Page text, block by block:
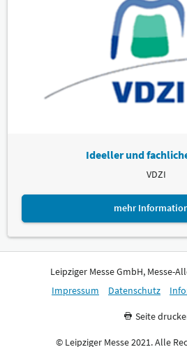
Ideeller und
VDZI
mehr
Leipziger Messe GmbH, Messe-
Impressum
Datenschutz
Seite
© Leipziger Messe 2021. Alle